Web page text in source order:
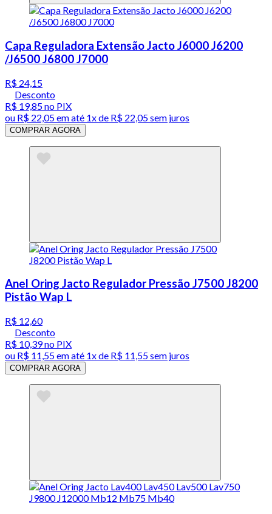
Capa Reguladora Extensão Jacto J6000 J6200
/J6500 J6800 J7000
R$ 24,15
Desconto
R$ 19,85no PIX
ou R$ 22,05em até 1x de R$ 22,05sem juros
COMPRAR AGORA
Anel Oring Jacto Regulador Pressão J7500 J8200
Pistão Wap L
R$ 12,60
Desconto
R$ 10,39no PIX
ou R$ 11,55em até 1x de R$ 11,55sem juros
COMPRAR AGORA